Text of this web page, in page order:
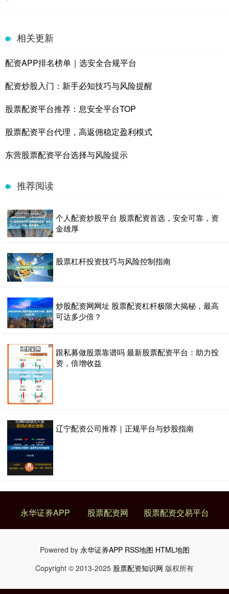
相关更新
配资APP排名榜单｜选安全合规平台
配资炒股入门：新手必知技巧与风险提醒
股票配资平台推荐：息安全平台TOP
股票配资平台代理，高返佣稳定盈利模式
东营股票配资平台选择与风险提示
推荐阅读
个人配资炒股平台 股票配资首选，安全可靠，资
金雄厚
股票杠杆投资技巧与风险控制指南
炒股配资网网址 股票配资杠杆极限大揭秘，最高
可达多少倍？
跟私募做股票靠谱吗 最新股票配资平台：助力投
资，倍增收益
辽宁配资公司推荐｜正规平台与炒股指南
永华证券APP 股票配资网 股票配资交易平台
Powered by 永华证券APP RSS地图 HTML地图
Copyright © 2013-2025 股票配资知识网 版权所有